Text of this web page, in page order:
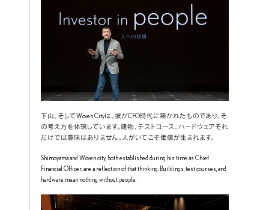
下山、そしてWoven Cityは、彼がCFO時代に築かれたものであり、そ
の考え方を体現しています。建物、テストコース、ハードウェアそれ
だけでは意味はありません。人がいてこそ価値が生まれます。
Shimoyama and Woven city, both established during his time as Chief
Financial Officer, are a reflection of that thinking. Buildings, test courses, and
hardware mean nothing without people.